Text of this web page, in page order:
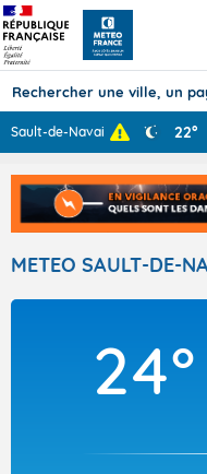
TOUS
Sault-de-Navail ... 22°
METEO SAULT-DE-
24°